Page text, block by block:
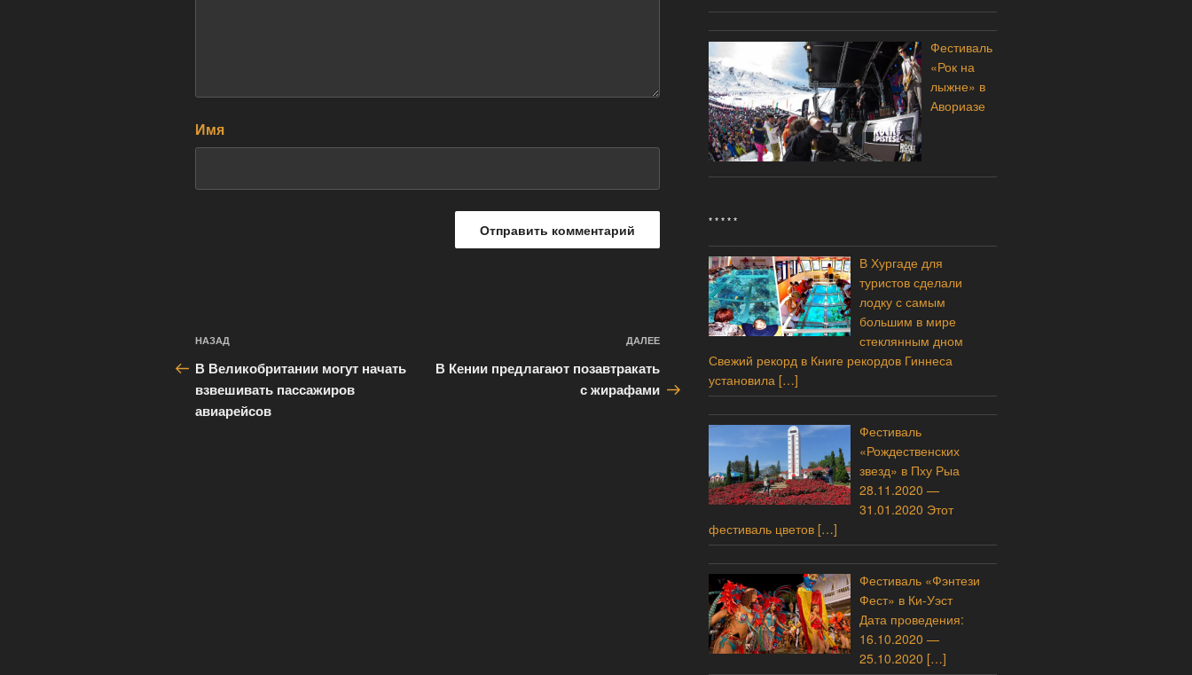
Имя
Навигация
по
записям
Предыдущая
запись:
НАЗАД
В Великобритании могут начать
взвешивать пассажиров
авиарейсов
запись
ДАЛЕЕ
В Кении предлагают позавтракать
с жирафами
Фестиваль
«Рок на
лыжне» в
Авориазе
* * * * *
В Хургаде для
туристов сделали
лодку с самым
большим в мире
стеклянным дном
Свежий рекорд в Книге рекордов Гиннеса
установила […]
Фестиваль
«Рождественских
звезд» в Пху Рыа
28.11.2020 —
31.01.2020 Этот
фестиваль цветов […]
Фестиваль «Фэнтези
Фест» в Ки-Уэст
Дата проведения:
16.10.2020 —
25.10.2020 […]